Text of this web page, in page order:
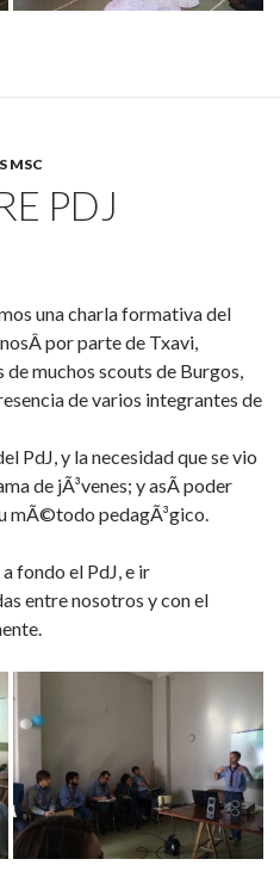
MSC
PDJ
una charla formativa del
por parte de Txavi,
muchos scouts de Burgos,
de varios integrantes de
PdJ, y la necesidad que se vio
de jÃ³venes; y asÃ­ poder
mÃ©todo pedagÃ³gico.
fondo el PdJ, e ir
entre nosotros y con el